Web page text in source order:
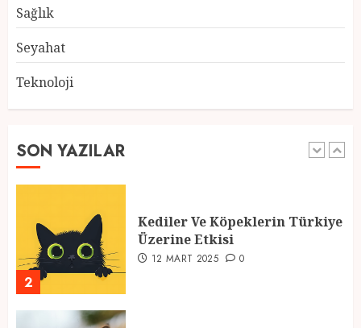
Sağlık
Seyahat
Teknoloji
SON YAZILAR
5
1
2025 En İyi Yaz Tatilleri
2
Kediler Ve Köpeklerin Türkiye
Üzerine Etkisi
12 MART 2025 0